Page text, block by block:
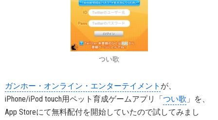
つい歌
ガンホー・オンライン・エンターテイメント が、
iPhone/iPod touch用ペット育成ゲームアプリ「つい歌 」を、
App Storeにて無料配付を開始していたので試してみまし